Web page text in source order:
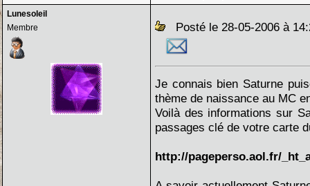
Lunesoleil
Membre
Posté le 28-05-2006 à
Je connais bien Saturne
thème de naissance au MC
Voilà des informations sur
passages clé de votre carte
http://pageperso.aol.fr/